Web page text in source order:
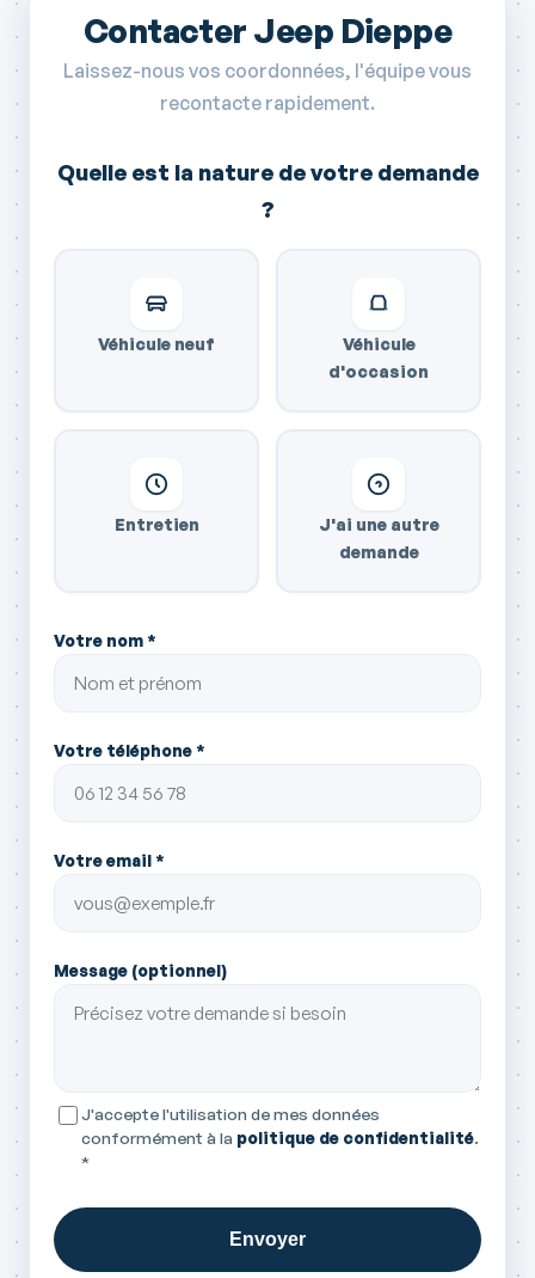
Contacter Jeep Dieppe
Laissez-nous vos coordonnées, l'équipe vous
recontacte rapidement.
Quelle est la nature de votre demande
?
Véhicule neuf
Véhicule
d'occasion
Entretien
J'ai une autre
demande
Votre nom *
Votre téléphone *
Votre email *
Message (optionnel)
J'accepte l'utilisation de mes données
conformément à la politique de confidentialité.
*
Envoyer